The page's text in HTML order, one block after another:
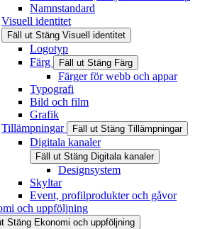
Namnstandard
Visuell identitet
Fäll ut Stäng Visuell identitet
Logotyp
Färg
Fäll ut Stäng Färg
Färger för webb och appar
Typografi
Bild och film
Grafik
Tillämpningar
Fäll ut Stäng Tillämpningar
Digitala kanaler
Fäll ut Stäng Digitala kanaler
Designsystem
Skyltar
Event, profilprodukter och gåvor
och uppföljning
Stäng Ekonomi och uppföljning